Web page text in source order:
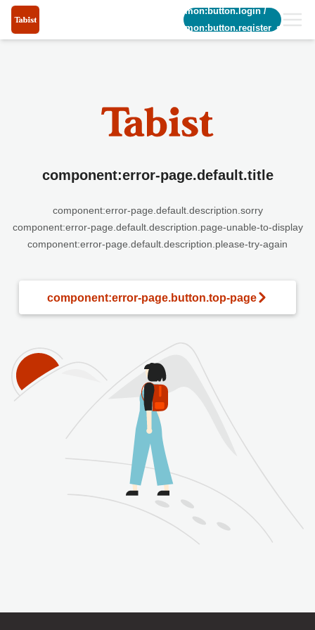
common:button.login/
common:button.register_short
component:error-page.default.title
component:error-page.default.description.sorry
component:error-page.default.description.page-unable-to-display
component:error-page.default.description.please-try-again
component:error-page.button.top-page